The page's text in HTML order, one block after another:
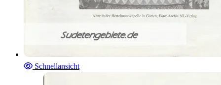
Schnellansicht